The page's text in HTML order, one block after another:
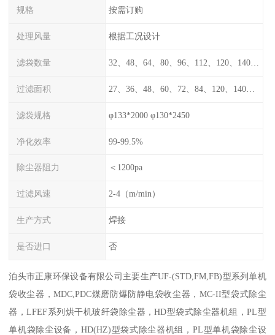
规格 按需订购
处理风量 根据工况设计
滤袋数量 32、48、64、80、96、112、120、140、160、180、200
过滤面积 27、36、48、60、72、84、120、140、160
滤袋规格 φ133*2000 φ130*2450
净化效率 99-99.5%
除尘器阻力 ＜1200pa
过滤风速 2-4（m/min）
生产方式 焊接
是否进口 否
泊头市正康环保设备有限公司主要生产UF-(STD,FM,FB)型系列单机
袋收尘器，MDC,PDC煤磨防爆防静电袋收尘器，MC-II型袋式除尘
器，LFEF系列烘干机玻纤袋除尘器，HD型袋式除尘器机组，PL型
单机袋除尘设备，HD(HZ)型袋式除尘器机组，PL型单机袋除尘设